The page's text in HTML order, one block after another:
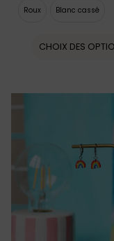
RouxRoux Blanc cassé
CHOIX DES